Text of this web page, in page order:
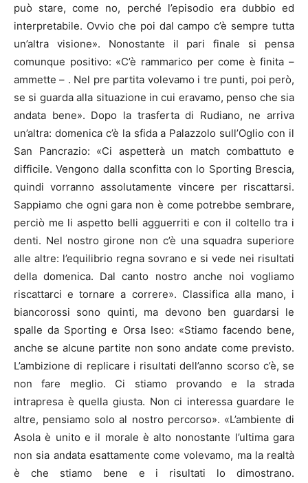
può stare, come no, perché l’episodio era dubbio ed
interpretabile. Ovvio che poi dal campo c’è sempre tutta
un’altra visione». Nonostante il pari finale si pensa
comunque positivo: «C’è rammarico per come è finita –
ammette – . Nel pre partita volevamo i tre punti, poi però,
se si guarda alla situazione in cui eravamo, penso che sia
andata bene». Dopo la trasferta di Rudiano, ne arriva
un’altra: domenica c’è la sfida a Palazzolo sull’Oglio con il
San Pancrazio: «Ci aspetterà un match combattuto e
difficile. Vengono dalla sconfitta con lo Sporting Brescia,
quindi vorranno assolutamente vincere per riscattarsi.
Sappiamo che ogni gara non è come potrebbe sembrare,
perciò me li aspetto belli agguerriti e con il coltello tra i
denti. Nel nostro girone non c’è una squadra superiore
alle altre: l’equilibrio regna sovrano e si vede nei risultati
della domenica. Dal canto nostro anche noi vogliamo
riscattarci e tornare a correre». Classifica alla mano, i
biancorossi sono quinti, ma devono ben guardarsi le
spalle da Sporting e Orsa Iseo: «Stiamo facendo bene,
anche se alcune partite non sono andate come previsto.
L’ambizione di replicare i risultati dell’anno scorso c’è, se
non fare meglio. Ci stiamo provando e la strada
intrapresa è quella giusta. Non ci interessa guardare le
altre, pensiamo solo al nostro percorso». «L’ambiente di
Asola è unito e il morale è alto nonostante l’ultima gara
non sia andata esattamente come volevamo, ma la realtà
è che stiamo bene e i risultati lo dimostrano.